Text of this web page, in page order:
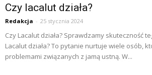
Czy lacalut działa?
Redakcja - 25 stycznia 2024
Czy Lacalut działa? Sprawdzamy skuteczność
Lacalut działa? To pytanie nurtuje wiele osób,
problemami związanych z jamą ustną. W...